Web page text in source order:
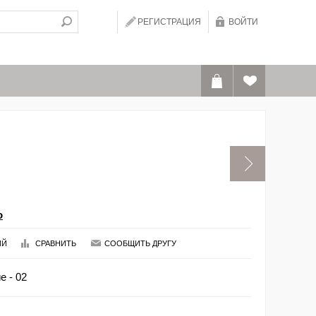
РЕГИСТРАЦИЯ ВОЙТИ
СРАВНИТЬ СООБЩИТЬ ДРУГУ
- 02